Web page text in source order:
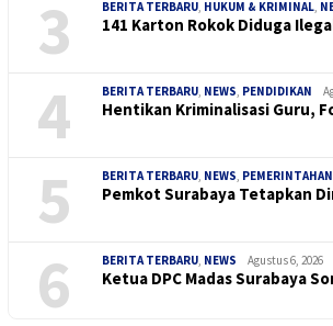
3 BERITA TERBARU, HUKUM & KRIMINAL,
141 Karton Rokok Diduga
4 BERITA TERBARU, NEWS, PENDIDIKAN
Hentikan Kriminalisasi Guru,
5 BERITA TERBARU, NEWS, PEMERINTAHAN
Pemkot Surabaya Tetapkan
6 BERITA TERBARU, NEWS Agustus 6, 2026
Ketua DPC Madas Surabaya